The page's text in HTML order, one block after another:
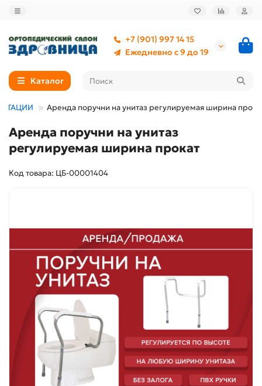
+7 (901) 997 14 15
Ежедневно с 9 до 19
Каталог
Аренда поручни на унитаз регулируемая ширина
Аренда поручни на унитаз
регулируемая ширина прокат
Код товара: ЦБ-00001404